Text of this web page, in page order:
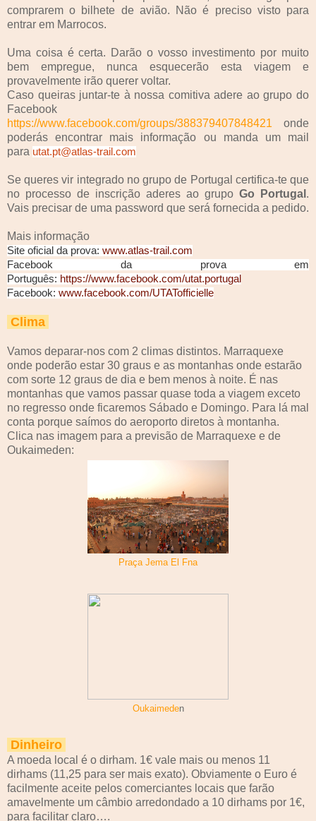
comprarem o bilhete de avião. Não é preciso visto para
entrar em Marrocos.
Uma coisa é certa. Darão o vosso investimento por muito
bem empregue, nunca esquecerão esta viagem e
provavelmente irão querer voltar.
Caso queiras juntar-te à nossa comitiva adere ao grupo do
Facebook
https://www.facebook.com/groups/388379407848421 onde
poderás encontrar mais informação ou manda um mail
para utat.pt@atlas-trail.com
Se queres vir integrado no grupo de Portugal certifica-te que
no processo de inscrição aderes ao grupo Go Portugal .
Vais precisar de uma password que será fornecida a pedido.
Mais informação
Site oficial da prova: www.atlas-trail.com
Facebook da prova em
Português: https://www.facebook.com/utat.portugal
Facebook: www.facebook.com/UTATofficielle
Clima
Vamos deparar-nos com 2 climas distintos. Marraquexe
onde poderão estar 30 graus e as montanhas onde estarão
com sorte 12 graus de dia e bem menos à noite. É nas
montanhas que vamos passar quase toda a viagem exceto
no regresso onde ficaremos Sábado e Domingo. Para lá mal
conta porque saímos do aeroporto diretos à montanha.
Clica nas imagem para a previsão de Marraquexe e de
Oukaimeden:
Praça Jema El Fna
Oukaimeden
Dinheiro
A moeda local é o dirham. 1€ vale mais ou menos 11
dirhams (11,25 para ser mais exato). Obviamente o Euro é
facilmente aceite pelos comerciantes locais que farão
amavelmente um câmbio arredondado a 10 dirhams por 1€,
para facilitar claro….